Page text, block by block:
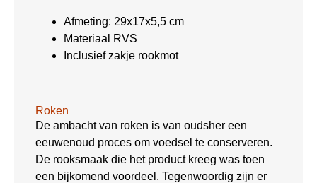
Afmeting: 29x17x5,5 cm
Materiaal RVS
Inclusief zakje rookmot
Roken
De ambacht van roken is van oudsher een
eeuwenoud proces om voedsel te conserveren.
De rooksmaak die het product kreeg was toen
een bijkomend voordeel. Tegenwoordig zijn er